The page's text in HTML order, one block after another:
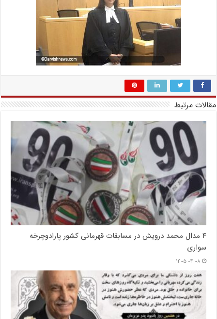
مقالات مرتبط
۴ مدال محمد درویش در مسابقات قهرمانی کشور پارادوچرخه
سواری
۱۴۰۵-۰۴-۰۸